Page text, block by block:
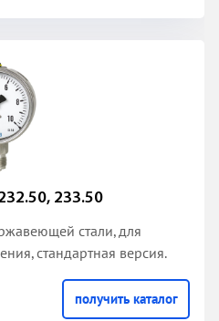
233.50
стали, для
стандартная версия.
получить каталог